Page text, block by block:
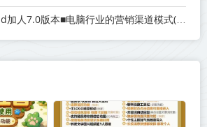
人7.0版本■电脑行业的营销渠道模式(太极微信教程)